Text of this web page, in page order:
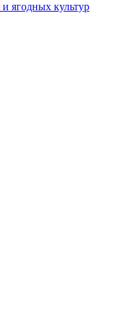
и ягодных культур